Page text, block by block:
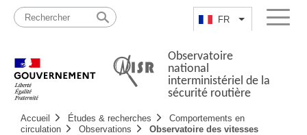
Passer
contenu
FR Lister lesMenu
Observatoire
national
interministériel de la
sécurité routière
principale
Accueil Études & recherches
Comportements en
circulation
Observations Observatoire des vitesses